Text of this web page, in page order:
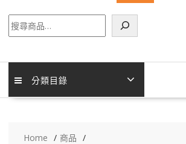
尋
分類目錄
Home
商品